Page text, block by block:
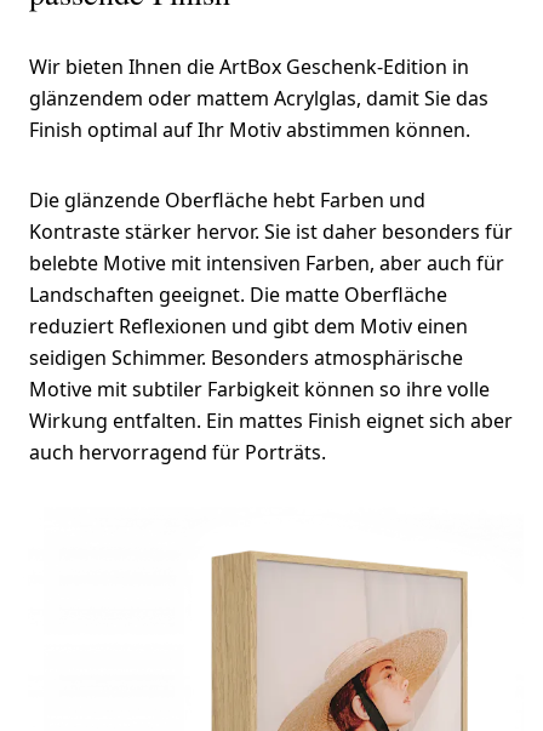
Wir bieten Ihnen die ArtBox Geschenk-Edition in
glänzendem oder mattem Acrylglas, damit Sie das
Finish optimal auf Ihr Motiv abstimmen können.
Die glänzende Oberfläche hebt Farben und
Kontraste stärker hervor. Sie ist daher besonders für
belebte Motive mit intensiven Farben, aber auch für
Landschaften geeignet. Die matte Oberfläche
reduziert Reflexionen und gibt dem Motiv einen
seidigen Schimmer. Besonders atmosphärische
Motive mit subtiler Farbigkeit können so ihre volle
Wirkung entfalten. Ein mattes Finish eignet sich aber
auch hervorragend für Porträts.